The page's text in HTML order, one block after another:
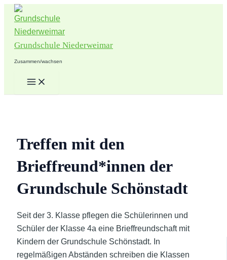
Zum
Inhalt
springen
Grundschule Niederweimar
Zusammen/wachsen
Main
Treffen mit den
Brieffreund*innen der
Grundschule Schönstadt
Seit der 3. Klasse pflegen die Schülerinnen und
Schüler der Klasse 4a eine Brieffreundschaft mit
Kindern der Grundschule Schönstadt. In
regelmäßigen Abständen schreiben die Klassen